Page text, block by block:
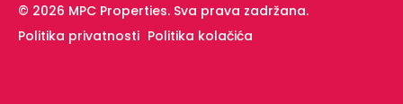
© 2026 MPC Properties. Sva prava zadržana.
Politika privatnosti Politika kolačića